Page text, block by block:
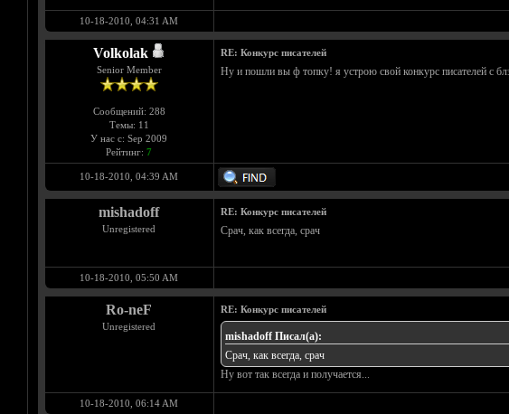
10-18-2010, 04:31 AM
Volkolak
Senior Member
Сообщений: 288
Темы: 11
У нас с: Sep 2009
Рейтинг: 7
RE: Конкурс писателей
Ну и пошли вы ф топку! я устрою свой конкурс писателей с
10-18-2010, 04:39 AM
mishadoff
Unregistered
RE: Конкурс писателей
Срач, как всегда, срач
10-18-2010, 05:50 AM
Ro-neF
Unregistered
RE: Конкурс писателей
mishadoff Писал(а):
Срач, как всегда, срач
Ну вот так всегда и получается...
10-18-2010, 06:14 AM